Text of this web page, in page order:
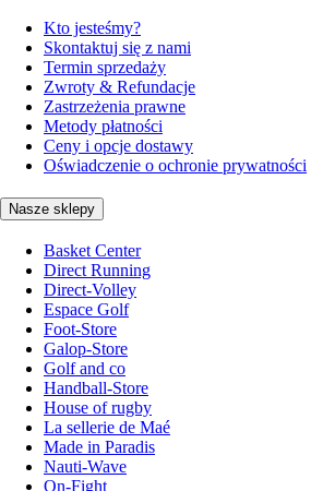
Kto jesteśmy?
Skontaktuj się z nami
Termin sprzedaży
Zwroty & Refundacje
Zastrzeżenia prawne
Metody płatności
Ceny i opcje dostawy
Oświadczenie o ochronie prywatności
Nasze sklepy
Basket Center
Direct Running
Direct-Volley
Espace Golf
Foot-Store
Galop-Store
Golf and co
Handball-Store
House of rugby
La sellerie de Maé
Made in Paradis
Nauti-Wave
On-Fight